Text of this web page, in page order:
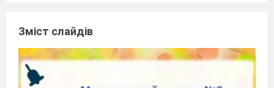
Зміст слайдів